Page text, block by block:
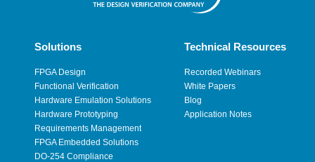
Solutions
FPGA Design
Functional Verification
Hardware Emulation Solutions
Hardware Prototyping
Requirements Management
FPGA Embedded Solutions
DO-254 Compliance
Technical Resources
Recorded Webinars
White Papers
Blog
Application Notes